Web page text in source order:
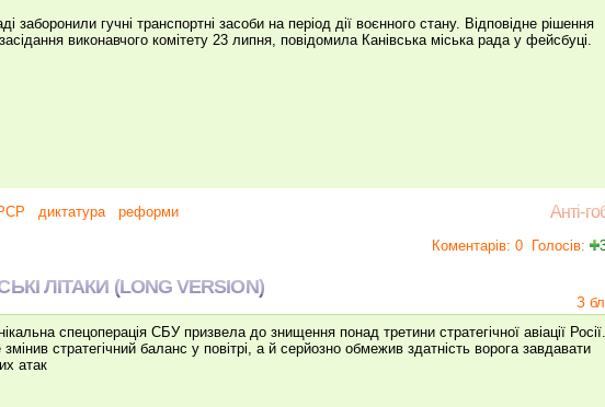
заборонили гучні транспортні засоби на період дії воєнного стану. Відповідне рішення
виконавчого комітету 23 липня, повідомила Канівська міська рада у фейсбуці.
диктатура реформи Анті-
Коментарів: 0 Голосів:
ЛІТАКИ (LONG VERSION)
З
спецоперація СБУ призвела до знищення понад третини стратегічної авіації Росії.
стратегічний баланс у повітрі, а й серйозно обмежив здатність ворога завдавати
атак